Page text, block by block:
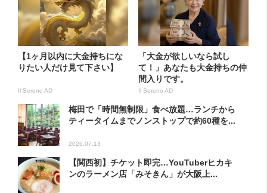
【1ヶ月以内に大金持ちにな
りたい人だけ見て下さい】
Il Sereno AD
「大金が欲しいなら試し
て！」あなたも大金持ちの仲
間入りです。
Il Sereno AD
梅田で「時間無制限」食べ放題…ランチから
ティータイムまでノンストップで約60種を...
2026.07.13
【関西初】チケット即完…YouTuberヒカキ
ンのラーメン店「みそきん」が大阪上...